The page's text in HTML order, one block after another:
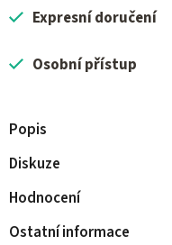
Expresní doručení
Osobní přístup
Popis
Diskuze
Hodnocení
Ostatní informace